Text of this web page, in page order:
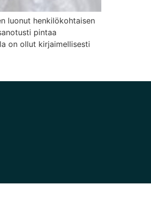
luonut henkilökohtaisen
pintaa
on ollut kirjaimellisesti